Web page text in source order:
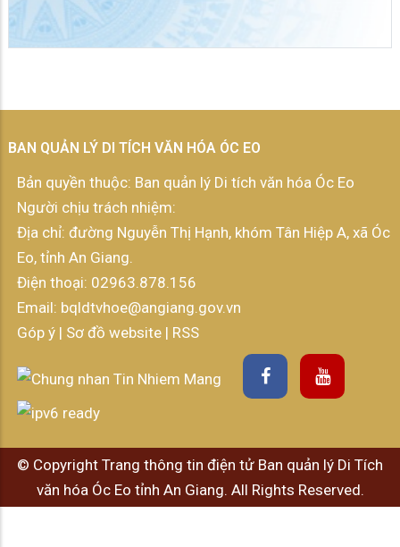
BAN QUẢN LÝ DI TÍCH VĂN HÓA ÓC EO
Bản quyền thuộc: Ban quản lý Di tích văn hóa Óc Eo
Người chịu trách nhiệm:
Địa chỉ: đường Nguyễn Thị Hạnh, khóm Tân Hiệp A, xã Óc
Eo, tỉnh An Giang.
Điện thoại: 02963.878.156
Email: bqldtvhoe@angiang.gov.vn
Góp ý | Sơ đồ website | RSS
© Copyright Trang thông tin điện tử Ban quản lý Di Tích
văn hóa Óc Eo tỉnh An Giang. All Rights Reserved.